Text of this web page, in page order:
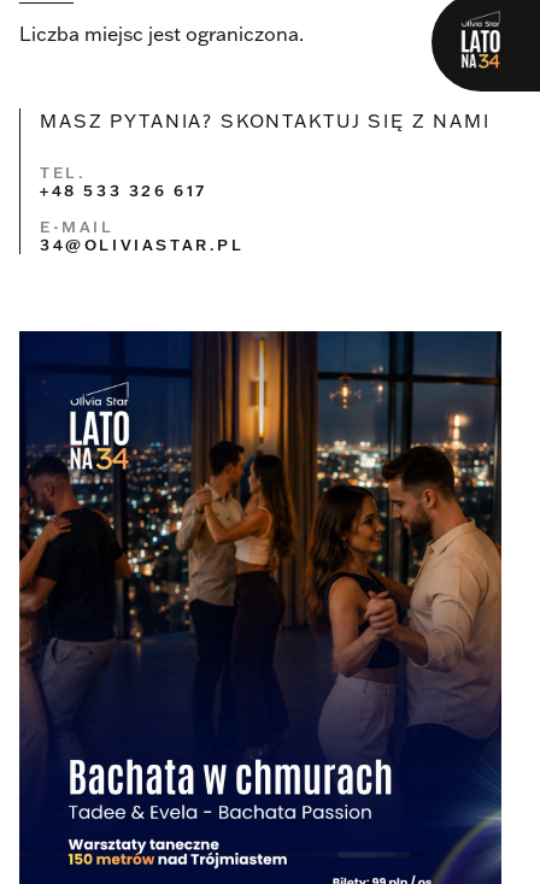
Liczba miejsc jest ograniczona.
MASZ PYTANIA? SKONTAKTUJ SIĘ Z NAMI
TEL.
+48 533 326 617
E-MAIL
34@OLIVIASTAR.PL